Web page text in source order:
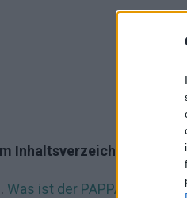
Inhaltsverzeichnis:
Was ist der PAPPA-Test?